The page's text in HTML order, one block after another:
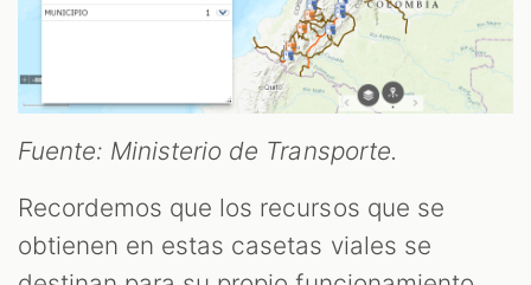
Fuente: Ministerio de Transporte.
Recordemos que los recursos que se
obtienen en estas casetas viales se